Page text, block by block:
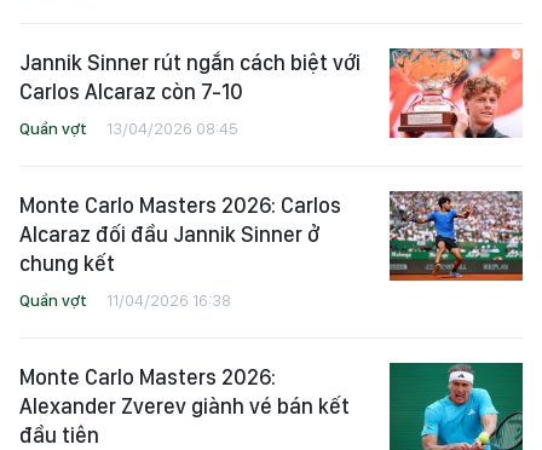
Jannik Sinner rút ngắn cách biệt với
Carlos Alcaraz còn 7-10
Quần vợt 13/04/2026 08:45
Monte Carlo Masters 2026: Carlos
Alcaraz đối đầu Jannik Sinner ở
chung kết
Quần vợt 11/04/2026 16:38
Monte Carlo Masters 2026:
Alexander Zverev giành vé bán kết
đầu tiên